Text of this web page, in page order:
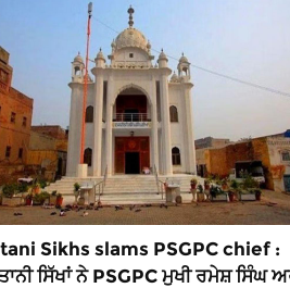
Sikhs slams PSGPC chief :
ਸਿੱਖਾਂ ਨੇ PSGPC ਮੁਖੀ ਰਮੇਸ਼ ਸਿੰਘ